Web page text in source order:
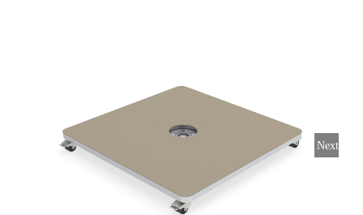
Muurparasols
Schaduwdoeken
Next